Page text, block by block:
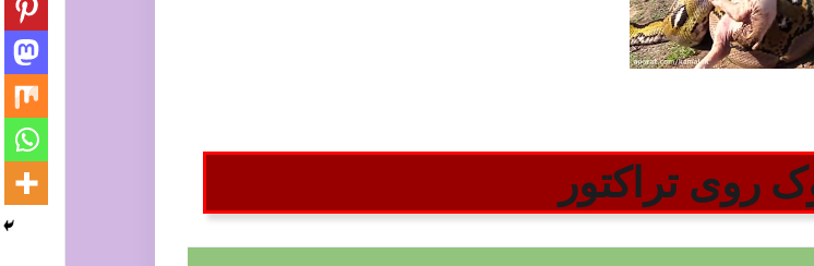
روی تراکتور